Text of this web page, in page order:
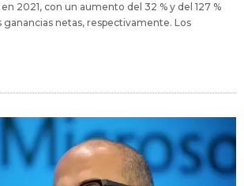
2021, con un aumento del 32 % y del 127 %
ganancias netas, respectivamente. Los